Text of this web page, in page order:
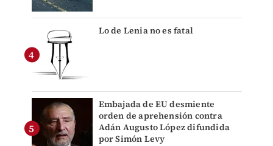
Lo de Lenia no es fatal
Embajada de EU desmiente
orden de aprehensión contra
Adán Augusto López difundida
por Simón Levy